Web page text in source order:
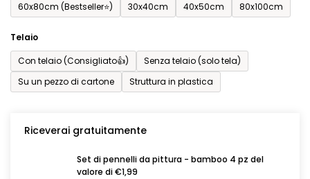
60x80cm (Bestseller⭐)
30x40cm 40x50cm 80x100cm
Telaio
Con telaio (Consigliato👍)
Senza telaio (solo tela)
Su un pezzo di cartone
Struttura in plastica
Riceverai gratuitamente
Set di pennelli da pittura - bamboo 4 pz del
valore di €1,99